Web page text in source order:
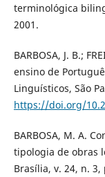
terminológica
2001.
BARBOSA, J. B.;
ensino de
Linguísticos, São
https://doi.org/
BARBOSA, M. A.
tipologia de obras
Brasília, v. 24, n.